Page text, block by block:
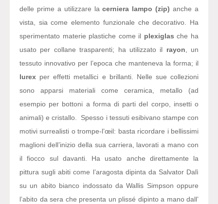
delle prime a utilizzare lacerniera lampo (zip) anche a
vista, sia come elemento funzionale che decorativo. Ha
sperimentato materie plastiche come il plexiglas che ha
usato per collane trasparenti; ha utilizzato il rayon , un
tessuto innovativo per l’epoca che manteneva la forma; il
lurex per effetti metallici e brillanti. Nelle sue collezioni
sono apparsi materiali come ceramica, metallo (ad
esempio per bottoni a forma di parti del corpo, insetti o
animali) e cristallo. Spesso i tessuti esibivano stampe con
motivi surrealisti o trompe-l’œil: basta ricordare i bellissimi
maglioni dell’inizio della sua carriera, lavorati a mano con
il fiocco sul davanti. Ha usato anche direttamente la
pittura sugli abiti come l’aragosta dipinta da Salvator Dalì
su un abito bianco indossato da Wallis Simpson oppure
l’abito da sera che presenta un plissé dipinto a mano dall’